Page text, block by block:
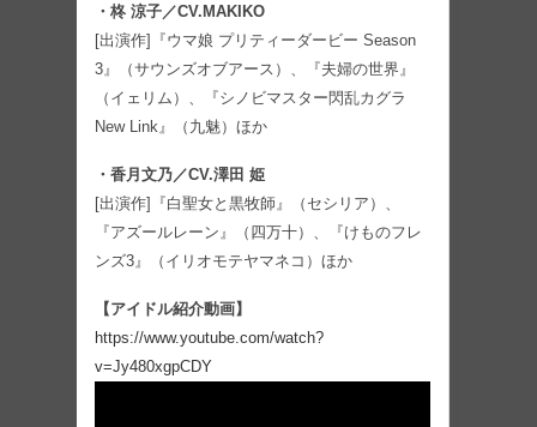
・柊 涼子／CV.MAKIKO
[出演作]『ウマ娘 プリティーダービー Season
3』（サウンズオブアース）、『夫婦の世界』
（イェリム）、『シノビマスター閃乱カグラ
New Link』（九魅）ほか
・香月文乃／CV.澤田 姫
[出演作]『白聖女と黒牧師』（セシリア）、
『アズールレーン』（四万十）、『けものフレ
ンズ3』（イリオモテヤマネコ）ほか
【アイドル紹介動画】
https://www.youtube.com/watch?
v=Jy480xgpCDY